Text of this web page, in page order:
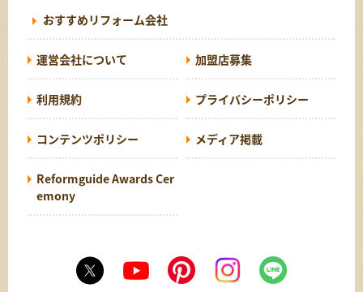
おすすめリフォーム会社
運営会社について 加盟店募集
利用規約 プライバシーポリシー
コンテンツポリシー メディア掲載
Reformguide Awards Cer
emony